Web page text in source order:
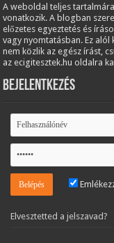
A weboldal teljes
vonatkozik. A blogban
előzetes egyeztetés és
vagy nyomtatásban. Ez
nem közlik az egész írást,
az ecigitesztek.hu oldalra
Bejelentkezés
Elvesztetted a jelszavad?